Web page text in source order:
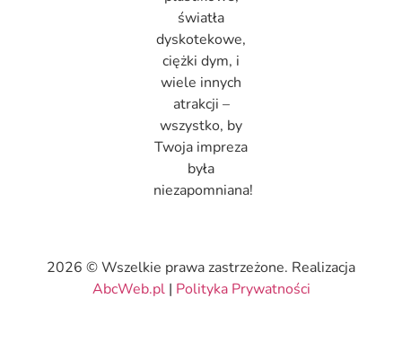
światła
dyskotekowe,
ciężki dym, i
wiele innych
atrakcji –
wszystko, by
Twoja impreza
była
niezapomniana!
2026 © Wszelkie prawa zastrzeżone. Realizacja
AbcWeb.pl| Polityka Prywatności